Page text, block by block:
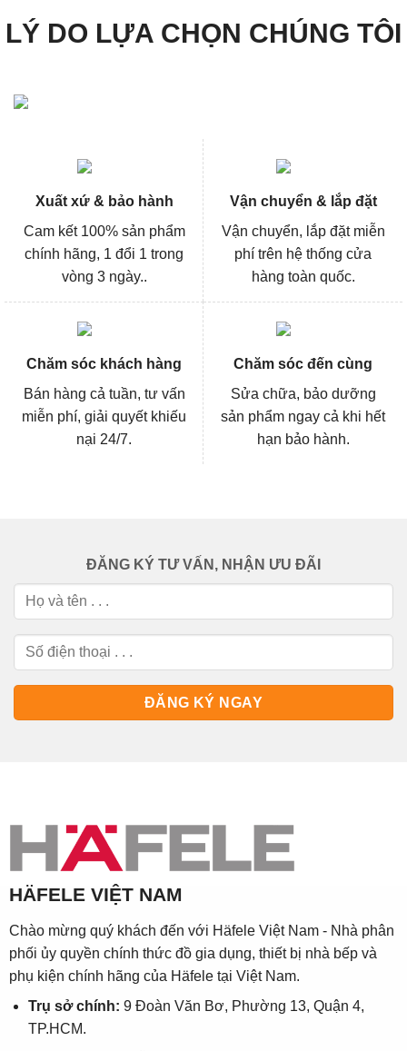
LÝ DO LỰA CHỌN CHÚNG TÔI
Xuất xứ & bảo hành
Cam kết 100% sản phẩm
chính hãng, 1 đổi 1 trong
vòng 3 ngày..
Vận chuyển & lắp đặt
Vận chuyển, lắp đặt miễn
phí trên hệ thống cửa
hàng toàn quốc.
Chăm sóc khách hàng
Bán hàng cả tuần, tư vấn
miễn phí, giải quyết khiếu
nại 24/7.
Chăm sóc đến cùng
Sửa chữa, bảo dưỡng
sản phẩm ngay cả khi hết
hạn bảo hành.
ĐĂNG KÝ TƯ VẤN, NHẬN ƯU ĐÃI
HÄFELE VIỆT NAM
Chào mừng quý khách đến với Häfele Việt Nam - Nhà phân
phối ủy quyền chính thức đồ gia dụng, thiết bị nhà bếp và
phụ kiện chính hãng của Häfele tại Việt Nam.
Trụ sở chính: 9 Đoàn Văn Bơ, Phường 13, Quận 4,
TP.HCM.